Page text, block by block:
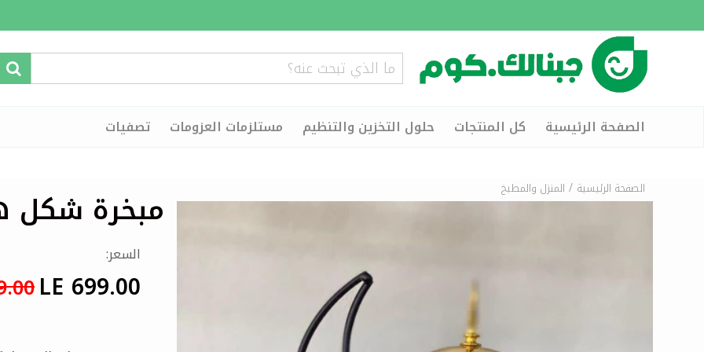
الصفحة الرئيسية كل المنتجات حلول التخزين والتنظيم مستلزمات العزومات تصفيات
الصفحة الرئيسية / المنزل والمطبخ مبخرة شكل
السعر:
LE 699.00